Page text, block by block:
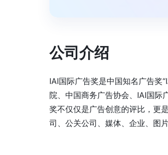
公司介绍
IAI国际广告奖是中国知名广告奖
院、中国商务广告协会、IAI国际
奖不仅仅是广告创意的评比，更
司、公关公司、媒体、企业、图